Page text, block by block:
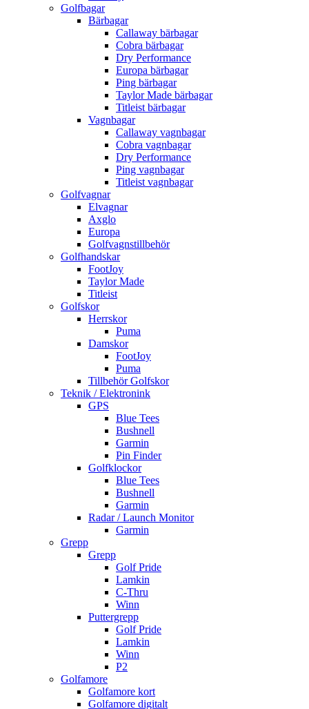
Golfbagar
Bärbagar
Callaway bärbagar
Cobra bärbagar
Dry Performance
Europa bärbagar
Ping bärbagar
Taylor Made bärbagar
Titleist bärbagar
Vagnbagar
Callaway vagnbagar
Cobra vagnbagar
Dry Performance
Ping vagnbagar
Titleist vagnbagar
Golfvagnar
Elvagnar
Axglo
Europa
Golfvagnstillbehör
Golfhandskar
FootJoy
Taylor Made
Titleist
Golfskor
Herrskor
Puma
Damskor
FootJoy
Puma
Tillbehör Golfskor
Teknik / Elektronink
GPS
Blue Tees
Bushnell
Garmin
Pin Finder
Golfklockor
Blue Tees
Bushnell
Garmin
Radar / Launch Monitor
Garmin
Grepp
Grepp
Golf Pride
Lamkin
C-Thru
Winn
Puttergrepp
Golf Pride
Lamkin
Winn
P2
Golfamore
Golfamore kort
Golfamore digitalt